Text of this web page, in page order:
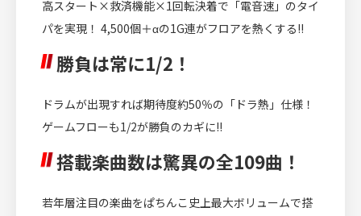
高スタート×救済機能×1回転決着で「電音速」のタイ
パを実現！ 4,500個＋αの1G連がフロアを熱くする!!
勝負は常に1/2！
ドラムが出現すれば期待度約50％の「ドラ熱」仕様！
ゲームフローも1/2が勝負のカギに!!
搭載楽曲数は驚異の全109曲！
若年層注目の楽曲をぱちんこ史上最大ボリュームで搭